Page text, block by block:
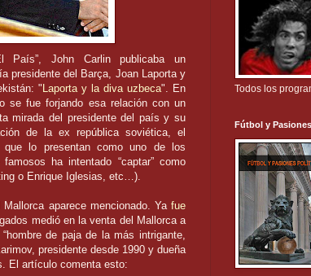
País”, John Carlinpublicaba un
presidente del Barça Joan Laportay
: "Laportay la diva uzbeca". En
se fue forjando esa relación con un
mirada del presidente del país y su
de laex república soviética, el
lo presentan como uno de los
ha intentado “captar” como
o Enrique Iglesias, etc…).
Mallorca aparece mencionado. Yafue
medió en la venta del Mallorcaa
de paja de la más intrigante,
, presidente desde 1990 y dueña
El artículo comenta esto:
Todos los
Fútbol y